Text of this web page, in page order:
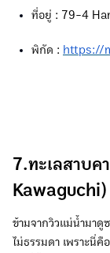
ที่อยู่ : 79-4
พิกัด : https://
7.ทะเลสาบค
Kawaguchi)
ข้ามจากวิวแม่น้ำมาดู
ไม่ธรรมดา เพราะนี่คื